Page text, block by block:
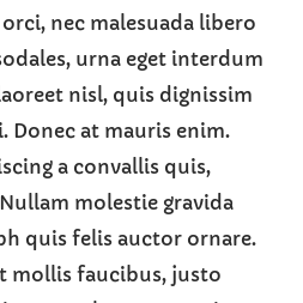
nec malesuada libero
urna eget interdum
nisl, quis dignissim
Donec at mauris enim.
a convallis quis,
molestie gravida
quis felis auctor ornare.
mollis faucibus, justo